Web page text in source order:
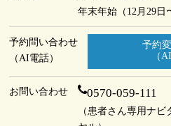
年末年始（12月29日
予約問い合わせ
（AI電話）
予約
（
お問い合わせ 0570-059-111
（患者さん専用ナビ